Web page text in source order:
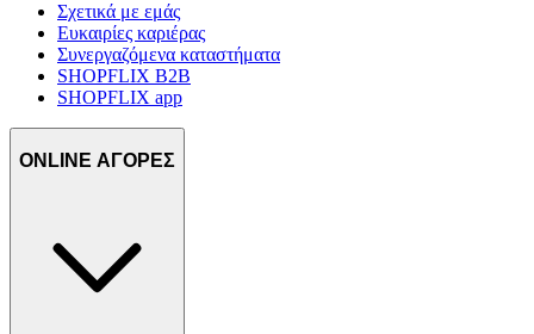
Σχετικά με εμάς
Ευκαιρίες καριέρας
Συνεργαζόμενα καταστήματα
SHOPFLIX B2B
SHOPFLIX app
ONLINE ΑΓΟΡΕΣ